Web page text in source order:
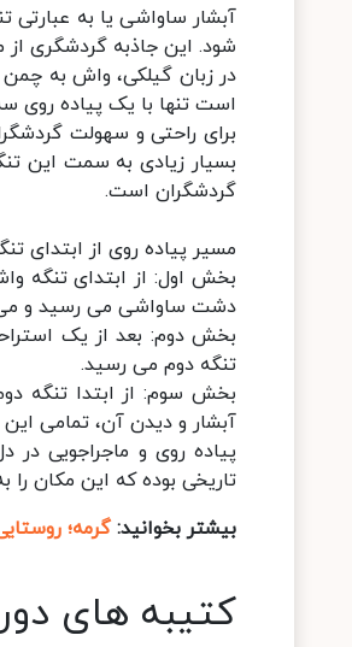
آبشار ساواشی یا به
شود. این جاذبه گردشگری از معدود جاذبه
در زبان گیلکی، واش به
است تنها با یک پیاده روی سه
برای راحتی و سهولت
بسیار زیادی به سمت این
گردشگران است.
مسیر پیاده روی از ابتدای
دشت ساواشی می رسید و می
تنگه دوم می رسید.
آبشار و دیدن آن، تمامی
پیاده روی و ماجراجویی در
تاریخی بوده که این مکان را
بیشتر بخوانید:گرمه؛
کتیبه های